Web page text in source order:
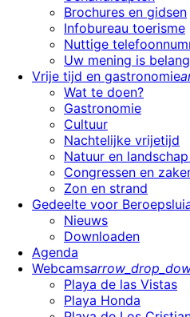
Brochures en gidsen
Infobureau toerisme
Nuttige
Uw mening is
Vrije tijd en gastronomie
Wat te doen?
Gastronomie
Cultuur
Nachtelijke vrijetijd
Natuur en
Congressen en
Zon en strand
Gedeelte voor Beroepslui
Nieuws
Downloaden
Agenda
Webcams
Playa de las Vistas
Playa Honda